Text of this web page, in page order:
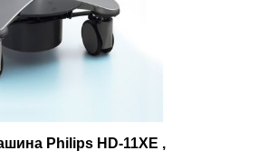
Philips HD-11XE ,